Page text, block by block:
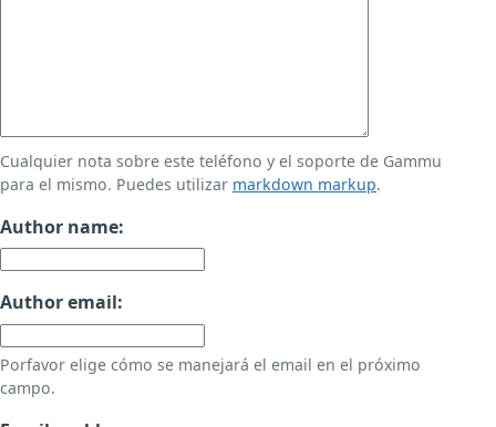
Cualquier nota sobre este teléfono y el soporte de Gammu
para el mismo. Puedes utilizar markdown markup.
Author name:
Author email:
Porfavor elige cómo se manejará el email en el próximo
campo.